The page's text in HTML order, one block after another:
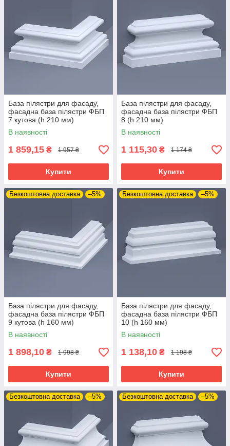
База пілястри для фасаду,
фасадна база пілястри ФБП
7 кутова (h 210 мм)
В наявності
1 859,15 ₴ 1 957 ₴
Купити
База пілястри для фасаду,
фасадна база пілястри ФБП
8 (h 210 мм)
В наявності
1 115,30 ₴ 1 174 ₴
Купити
Безкоштовна доставка –5%
База пілястри для фасаду,
фасадна база пілястри ФБП
9 кутова (h 160 мм)
В наявності
1 898,10 ₴ 1 998 ₴
Купити
Безкоштовна доставка –5%
База пілястри для фасаду,
фасадна база пілястри ФБП
10 (h 160 мм)
В наявності
1 138,10 ₴ 1 198 ₴
Купити
Безкоштовна доставка –5% Безкоштовна доставка –5%